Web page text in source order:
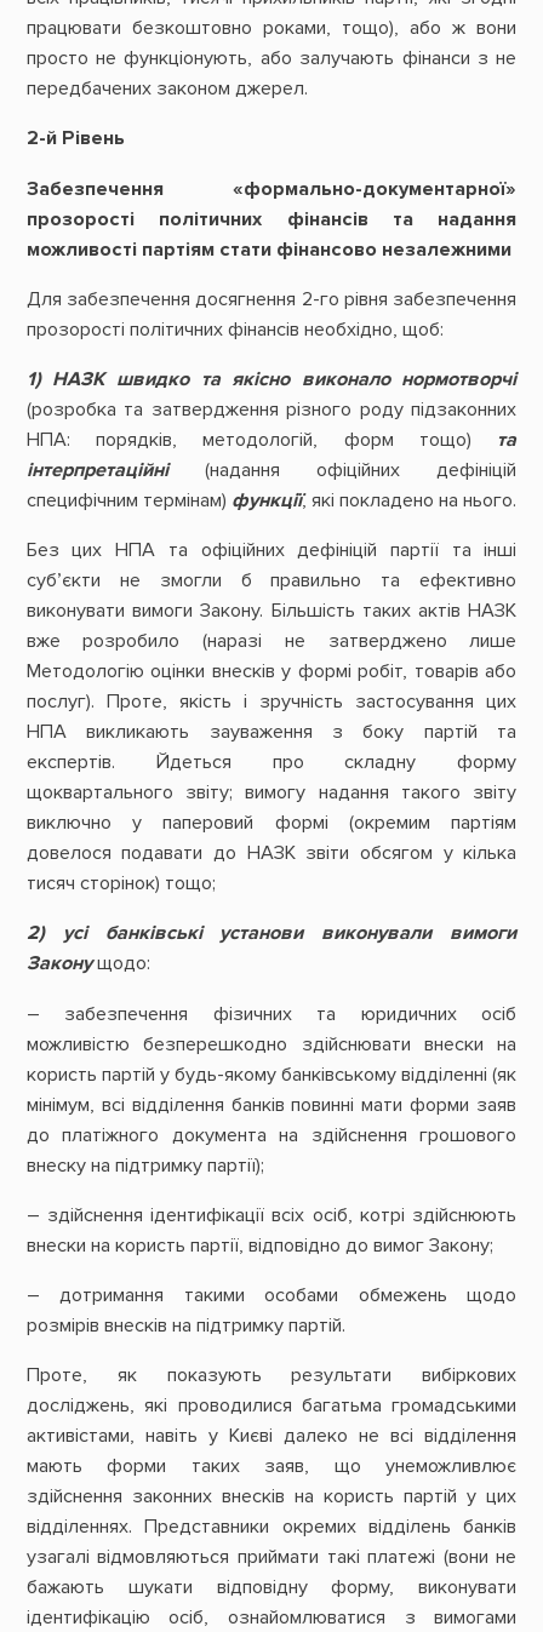
працювати безкоштовно роками, тощо), або ж вони
просто не функціонують, або залучають фінанси з не
передбачених законом джерел.
2-й Рівень
Забезпечення «формально-документарної»
прозорості політичних фінансів та надання
можливості партіям стати фінансово незалежними
Для забезпечення досягнення 2-го рівня забезпечення
прозорості політичних фінансів необхідно, щоб:
1) НАЗК швидко та якісно виконало нормотворчі
(розробка та затвердження різного роду підзаконних
НПА: порядків, методологій, форм тощо) та
інтерпретаційні (надання офіційних дефініцій
специфічним термінам) функції, які покладено на нього.
Без цих НПА та офіційних дефініцій партії та інші
суб’єкти не змогли б правильно та ефективно
виконувати вимоги Закону. Більшість таких актів НАЗК
вже розробило (наразі не затверджено лише
Методологію оцінки внесків у формі робіт, товарів або
послуг). Проте, якість і зручність застосування цих
НПА викликають зауваження з боку партій та
експертів. Йдеться про складну форму
щоквартального звіту; вимогу надання такого звіту
виключно у паперовий формі (окремим партіям
довелося подавати до НАЗК звіти обсягом у кілька
тисяч сторінок) тощо;
2) усі банківські установи виконували вимоги
Законущодо:
– забезпечення фізичних та юридичних осіб
можливістю безперешкодно здійснювати внески на
користь партій у будь-якому банківському відділенні (як
мінімум, всі відділення банків повинні мати форми заяв
до платіжного документа на здійснення грошового
внеску на підтримку партії);
– здійснення ідентифікації всіх осіб, котрі здійснюють
внески на користь партії, відповідно до вимог Закону;
– дотримання такими особами обмежень щодо
розмірів внесків на підтримку партій.
Проте, як показують результати вибіркових
досліджень, які проводилися багатьма громадськими
активістами, навіть у Києві далеко не всі відділення
мають форми таких заяв, що унеможливлює
здійснення законних внесків на користь партій у цих
відділеннях. Представники окремих відділень банків
узагалі відмовляються приймати такі платежі (вони не
бажають шукати відповідну форму, виконувати
ідентифікацію осіб, ознайомлюватися з вимогами